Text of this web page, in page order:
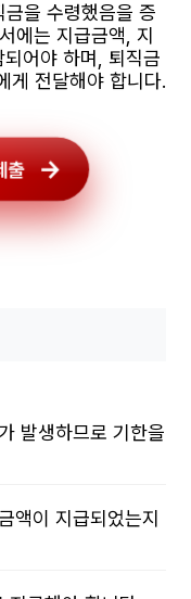
을 수령했음을 증
에는 지급금액, 지
어야 하며, 퇴직금
게 전달해야 합니다.
출
발생하므로 기한을
액이 지급되었는지